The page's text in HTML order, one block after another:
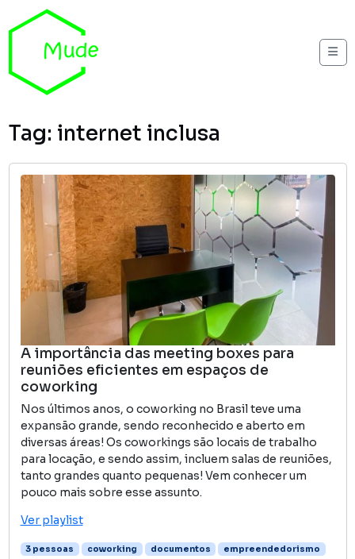
Skip to content
Tag: internet inclusa
A importância das meeting boxes para
reuniões eficientes em espaços de
coworking
Nos últimos anos, o coworking no Brasil teve uma
expansão grande, sendo reconhecido e aberto em
diversas áreas! Os coworkings são locais de trabalho
para locação, e sendo assim, incluem salas de reuniões,
tanto grandes quanto pequenas! Vem conhecer um
pouco mais sobre esse assunto.
Ver playlist
3 pessoas coworking documentos
empreendedorismo